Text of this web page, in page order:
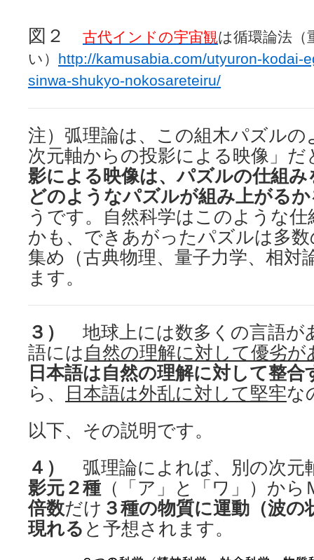
図２ 古代インドの宇宙観は循環論法（
い） http://kamusabia.com/utyuron-kodai-
sinwa-shukyo-nokosareteiru/
注）弧理論は、この組木パズル
次元軸からの投影による映像」
影による映像は、パズルの仕組
どのようなパズルが組み上がる
うです。自然科学はこのような
かも、できあがったパズルは多
集め（古典物理、量子力学、相対
ます。
３）
地球上には数多くの言語が
語には 自然の理解に対して優劣が
日本語は自然の理解に対して整
ら、
日本語は外乱に対して堅牢な
以下、その説明です。
４）
弧理論によれば、別の次元
影元２種 （「ア」と「ワ」）から
倍数だけ ３種の物質に運動（波
現れる と予想されます。